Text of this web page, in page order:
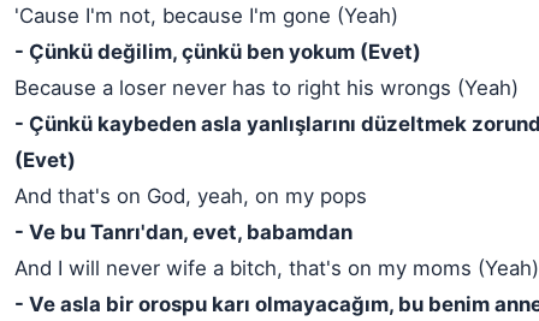
'Cause I'm not, because I'm gone (Yeah)
- Çünkü değilim, çünkü ben yokum (Evet)
Because a loser never has to right his wrongs (Yeah)
- Çünkü kaybeden asla yanlışlarını düzeltmek
(Evet)
And that's on God, yeah, on my pops
- Ve bu Tanrı'dan, evet, babamdan
And I will never wife a bitch, that's on my moms (Yeah)
- Ve asla bir orospu karı olmayacağım, bu benim